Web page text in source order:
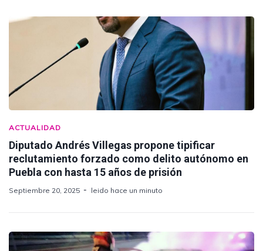
ACTUALIDAD
Diputado Andrés Villegas propone tipificar
reclutamiento forzado como delito autónomo en
Puebla con hasta 15 años de prisión
Septiembre 20, 2025 leido hace un minuto